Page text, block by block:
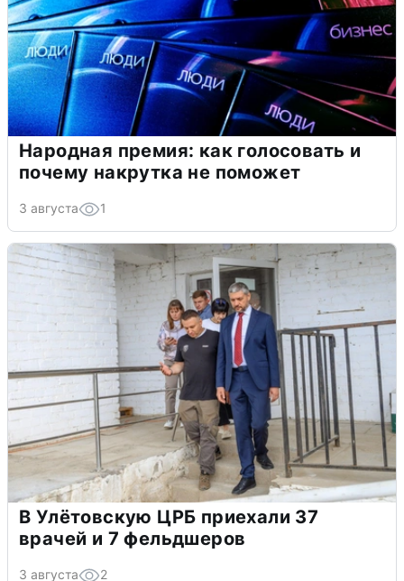
Народная премия: как голосовать и
почему накрутка не поможет
3 августа 1
В Улётовскую ЦРБ приехали 37
врачей и 7 фельдшеров
3 августа 2